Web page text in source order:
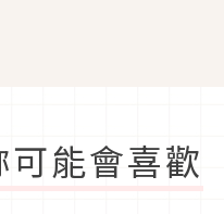
可能會喜歡